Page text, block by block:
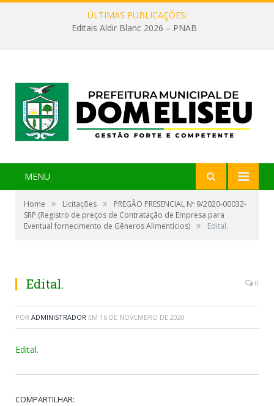
ÚLTIMAS PUBLICAÇÕES:
Editais Aldir Blanc 2026 – PNAB
MENU
Home » Licitações »
PREGÃO PRESENCIAL Nº 9/2020-00032-
SRP (Registro de preços de Contratação de Empresa para
Eventual fornecimento de Gêneros Alimentícios) » Edital.
Edital. 0
POR ADMINISTRADOR EM 16 DE NOVEMBRO DE 2020
Edital.
COMPARTILHAR: